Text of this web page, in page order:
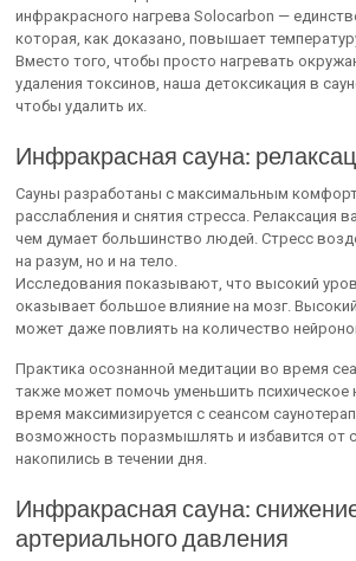
инфракрасного нагрева Solocarbon —
которая, как доказано, повышает
Вместо того, чтобы просто нагревать
удаления токсинов, наша детоксикация в
чтобы удалить их.
Инфракрасная сауна:
Сауны разработаны с максимальным
расслабления и снятия стресса. Релаксация
чем думает большинство людей. Стресс
на разум, но и на тело.
Исследования показывают, что высокий
оказывает большое влияние на мозг.
может даже повлиять на количество
Практика осознанной медитации во время
также может помочь уменьшить психическое
время максимизируется с сеансом
возможность поразмышлять и избавится от
накопились в течении дня.
Инфракрасная сауна:
артериального давления